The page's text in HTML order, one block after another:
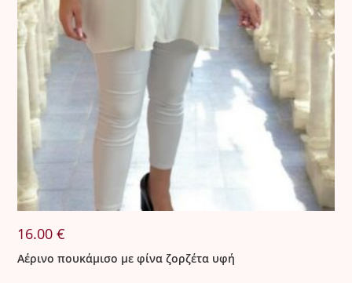
16.00€
Αέρινο πουκάμισο με φίνα ζορζέτα υφή